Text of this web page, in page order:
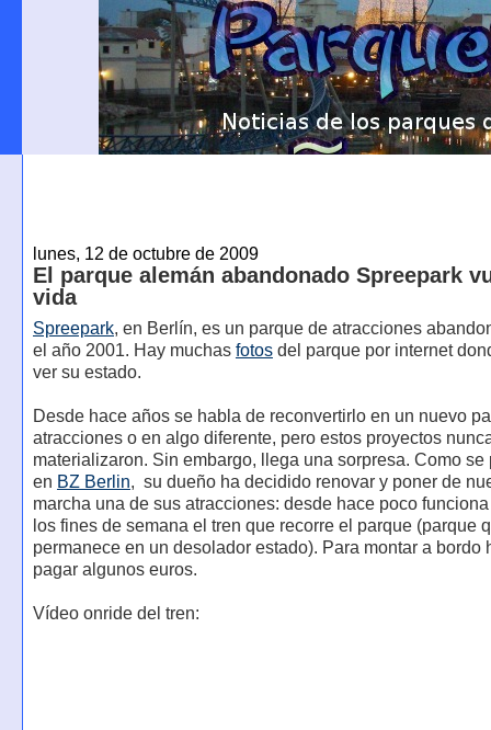
lunes, 12 de octubre de 2009
El parque alemán abandonado Spreepark
vida
Spreepark, en Berlín, es un parque de atracciones
el año 2001. Hay muchas fotosdel parque por internet
ver su estado.
Desde hace años se habla de reconvertirlo en un nuevo
atracciones o en algo diferente, pero estos proyectos
materializaron. Sin embargo, llega una sorpresa. Como se
en BZ Berlin, su dueño ha decidido renovar y poner de
marcha una de sus atracciones: desde hace poco
los fines de semana el tren que recorre el parque (parque
permanece en un desolador estado). Para montar a bordo
pagar algunos euros.
Vídeo onride del tren: